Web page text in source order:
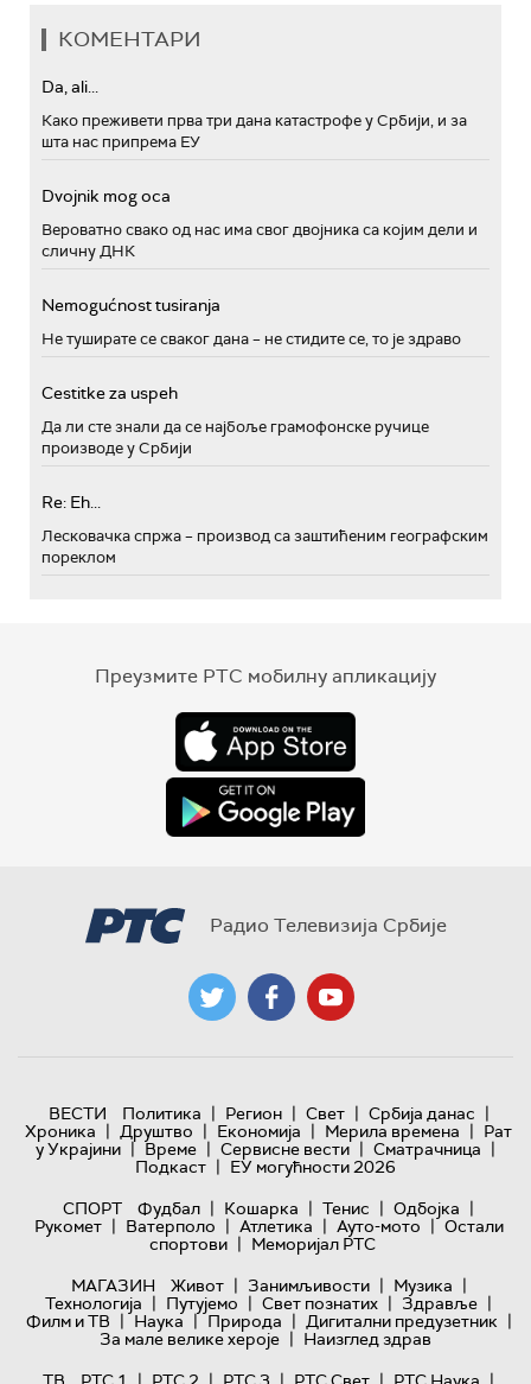
КОМЕНТАРИ
Da, ali...
Како преживети прва три дана катастрофе у Србији, и за
шта нас припрема ЕУ
Dvojnik mog oca
Вероватно свако од нас има свог двојника са којим дели и
сличну ДНК
Nemogućnost tusiranja
Не туширате се сваког дана – не стидите се, то је здраво
Cestitke za uspeh
Да ли сте знали да се најбоље грамофонске ручице
производе у Србији
Re: Eh...
Лесковачка спржа – производ са заштићеним географским
пореклом
Преузмите РТС мобилну апликацију
Радио Телевизија Србије
ВЕСТИ Политика | Регион | Свет | Србија данас |
Хроника | Друштво | Економија | Мерила времена | Рат
у Украјини | Време | Сервисне вести | Сматрачница |
Подкаст | ЕУ могућности 2026
СПОРТ
Фудбал | Кошарка | Тенис | Одбојка |
Рукомет | Ватерполо | Атлетика | Ауто-мото | Остали
спортови | Меморијал РТС
МАГАЗИН
Живот | Занимљивости | Музика |
Технологијa | Путујемо | Свет познатих | Здравље |
Филм и ТВ | Наука | Природа | Дигитални предузетник |
За мале велике хероје | Наизглед здрав